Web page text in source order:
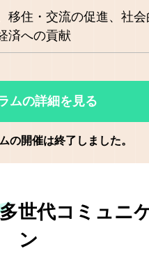
移住・交流の促進
社会
済への貢献
ムの詳細を見る
の開催は終了しました。
世代コミュニ
ン